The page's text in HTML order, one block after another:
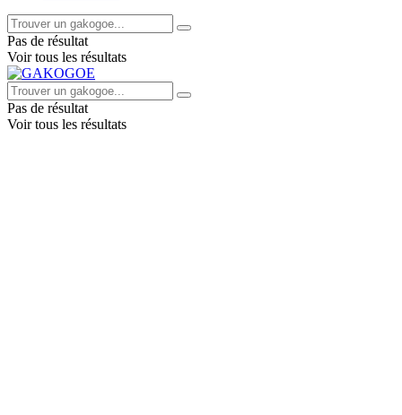
Pas de résultat
Voir tous les résultats
Pas de résultat
Voir tous les résultats